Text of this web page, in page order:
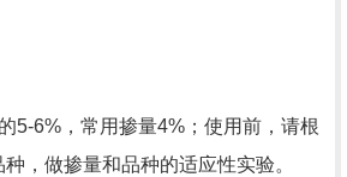
5-6%，常用掺量4%；使用前，请根
，做掺量和品种的适应性实验。